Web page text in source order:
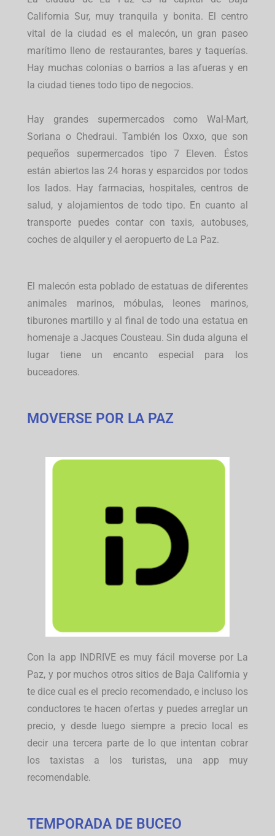
California Sur, muy tranquila y bonita. El centro
vital de la ciudad es el malecón, un gran paseo
marítimo lleno de restaurantes, bares y taquerías.
Hay muchas colonias o barrios a las afueras y en
la ciudad tienes todo tipo de negocios.
Hay grandes supermercados como Wal-Mart,
Soriana o Chedraui. También los Oxxo, que son
pequeños supermercados tipo 7 Eleven. Éstos
están abiertos las 24 horas y esparcidos por todos
los lados. Hay farmacias, hospitales, centros de
salud, y alojamientos de todo tipo. En cuanto al
transporte puedes contar con taxis, autobuses,
coches de alquiler y el aeropuerto de La Paz.
El malecón esta poblado de estatuas de diferentes
animales marinos, móbulas, leones marinos,
tiburones martillo y al final de todo una estatua en
homenaje a Jacques Cousteau. Sin duda alguna el
lugar tiene un encanto especial para los
buceadores.
MOVERSE POR LA PAZ
Con la app INDRIVE es muy fácil moverse por La
Paz, y por muchos otros sitios de Baja California y
te dice cual es el precio recomendado, e incluso los
conductores te hacen ofertas y puedes arreglar un
precio, y desde luego siempre a precio local es
decir una tercera parte de lo que intentan cobrar
los taxistas a los turistas, una app muy
recomendable.
TEMPORADA DE BUCEO